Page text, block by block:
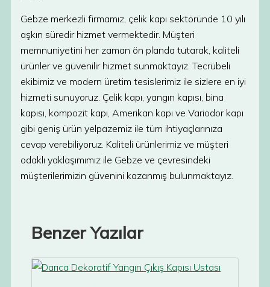
Gebze merkezli firmamız, çelik kapı sektöründe 10 yılı
aşkın süredir hizmet vermektedir. Müşteri
memnuniyetini her zaman ön planda tutarak, kaliteli
ürünler ve güvenilir hizmet sunmaktayız. Tecrübeli
ekibimiz ve modern üretim tesislerimiz ile sizlere en iyi
hizmeti sunuyoruz. Çelik kapı, yangın kapısı, bina
kapısı, kompozit kapı, Amerikan kapı ve Variodor kapı
gibi geniş ürün yelpazemiz ile tüm ihtiyaçlarınıza
cevap verebiliyoruz. Kaliteli ürünlerimiz ve müşteri
odaklı yaklaşımımız ile Gebze ve çevresindeki
müşterilerimizin güvenini kazanmış bulunmaktayız.
Benzer Yazılar